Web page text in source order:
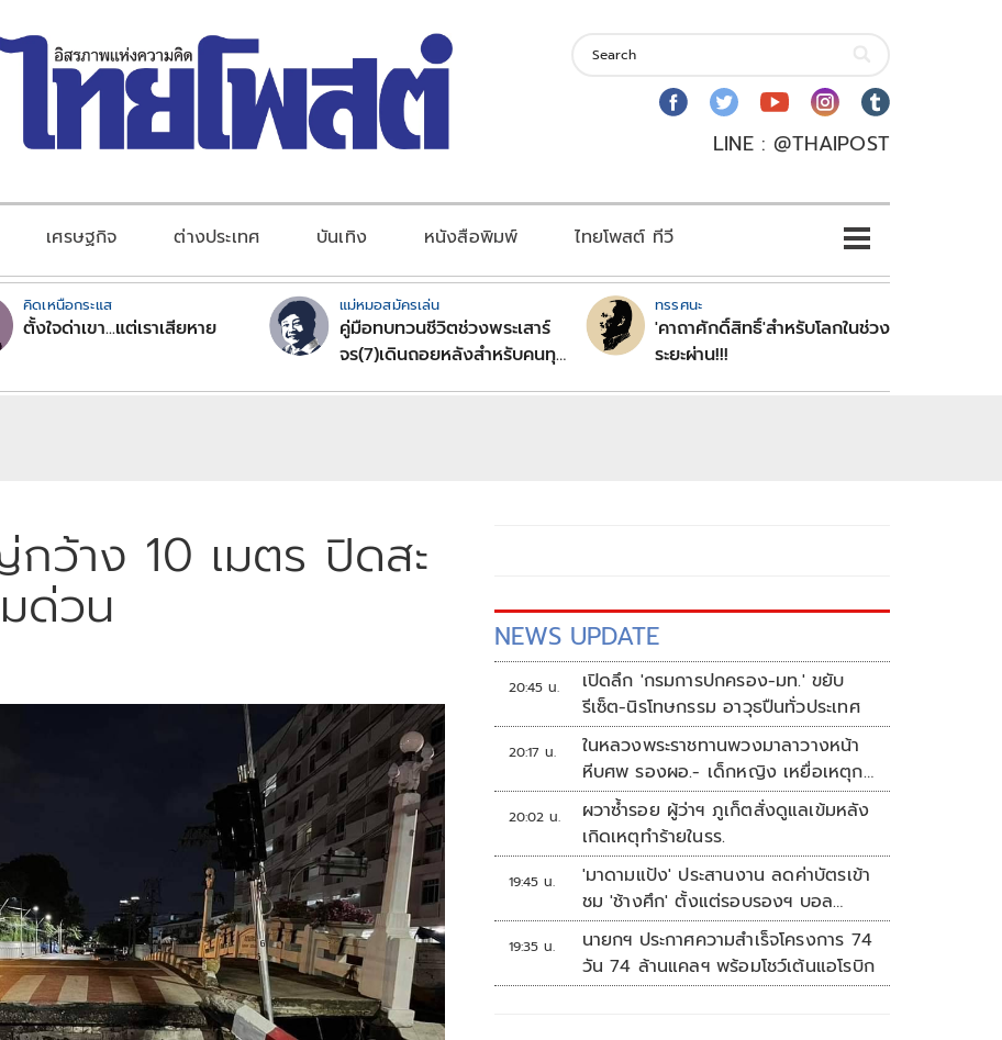
LINE : @THAIPOST
เศรษฐกิจ ต่างประเทศ บันเทิง หนังสือพิมพ์ ไทยโพสต์ ทีวี
คิดเหนือกระแส
ตั้งใจด่าเขา...แต่เราเสียหาย
แม่หมอสมัครเล่น
คู่มือทบทวนชีวิตช่วงพระเสาร์
จร(7)เดินถอยหลังสำหรับคนทุก
ทรรศนะ
'คาถาศักดิ์สิทธิ์'สำหรับโลกในช่วง
ระยะผ่าน!!!
ว้าง 10 เมตร ปิดสะ
ด่วน NEWS UPDATE
20:45 น.
เปิดลึก 'กรมการปกครอง-มท.' ขยับ
รีเซ็ต-นิรโทษกรรม อาวุธปืนทั่วประเทศ
20:17 น.
ในหลวงพระราชทานพวงมาลาวางหน้า
หีบศพ รองผอ.- เด็กหญิง เหยื่อเหตุก
ราดยิง
20:02 น.
ผวาซ้ำรอย ผู้ว่าฯ ภูเก็ตสั่งดูแลเข้มหลัง
เกิดเหตุทำร้ายในรร.
19:45 น.
'มาดามแป้ง' ประสานงาน ลดค่าบัตรเข้า
ชม 'ช้างศึก' ตั้งแต่รอบรองฯ บอล
อาเซียน
19:35 น.
นายกฯ ประกาศความสำเร็จโครงการ 74
วัน 74 ล้านแคลฯ พร้อมโชว์เต้นแอโรบิก